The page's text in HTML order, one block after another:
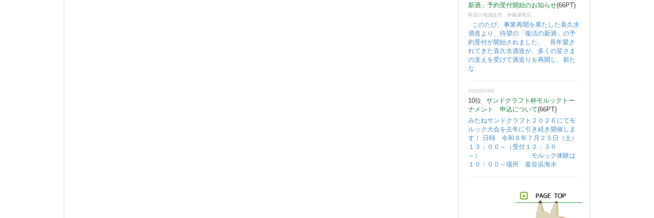
新酒」予約受付開始のお知らせ(66PT)
秋田の地酒販売 伊藤謙商店
このたび、事業再開を果たした喜久水
酒造より、待望の「復活の新酒」の予
約受付が開始されました。 長年愛さ
れてきた喜久水酒造が、多くの皆さま
の支えを受けて酒造りを再開し、新た
な
2026/07/04
10位
サンドクラフト杯モルックトー
ナメント 申込について(66PT)
みたねサンドクラフト２０２６にてモ
ルック大会を去年に引き続き開催しま
す！ 日時 令和８年７月２５日（土）
１３：００～（受付１２：３０
～） モルック体験は
１０：００～場所 釜谷浜海水